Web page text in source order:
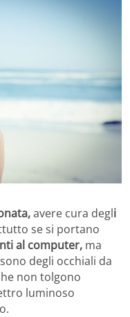
avere cura degli
se si portano
al computer, ma
degli occhiali da
non tolgono
luminoso